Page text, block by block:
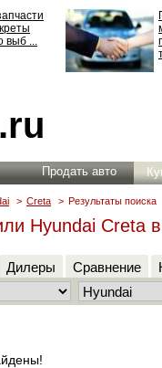
выб ...
все,
...
.ru
Продать авто
> Creta > Результаты поиска
Hyundai Creta
Дилеры Сравнение